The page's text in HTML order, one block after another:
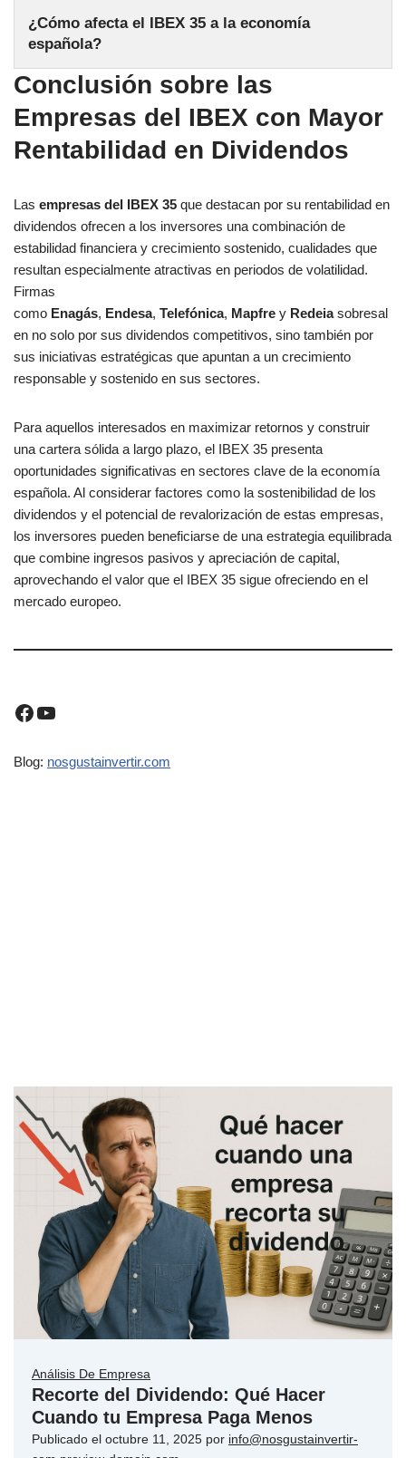
¿Cómo afecta el IBEX 35 a la economía
española?
Conclusión sobre las
Empresas del IBEX con Mayor
Rentabilidad en Dividendos
Las empresas del IBEX 35 que destacan por su rentabilidad en
dividendos ofrecen a los inversores una combinación de
estabilidad financiera y crecimiento sostenido, cualidades que
resultan especialmente atractivas en periodos de volatilidad.
Firmas
como Enagás, Endesa, Telefónica, Mapfre y Redeiasobresal
en no solo por sus dividendos competitivos, sino también por
sus iniciativas estratégicas que apuntan a un crecimiento
responsable y sostenido en sus sectores.
Para aquellos interesados en maximizar retornos y construir
una cartera sólida a largo plazo, el IBEX 35 presenta
oportunidades significativas en sectores clave de la economía
española. Al considerar factores como la sostenibilidad de los
dividendos y el potencial de revalorización de estas empresas,
los inversores pueden beneficiarse de una estrategia equilibrada
que combine ingresos pasivos y apreciación de capital,
aprovechando el valor que el IBEX 35 sigue ofreciendo en el
mercado europeo.
Blog: nosgustainvertir.com
Análisis De Empresa
Recorte del Dividendo: Qué Hacer
Cuando tu Empresa Paga Menos
Publicado el octubre 11, 2025 por info@nosgustainvertir-